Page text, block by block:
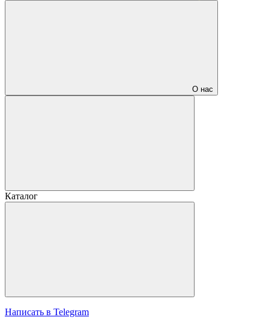
О нас
Каталог
Написать в Telegram